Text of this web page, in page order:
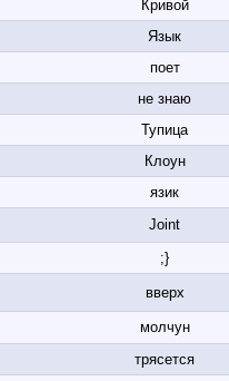
Кривой
Язык
поет
не знаю
Тупица
Клоун
язик
Joint
;}
вверх
молчун
трясется